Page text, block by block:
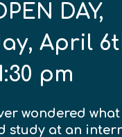
DAY,
April
pm
wondered
study at an